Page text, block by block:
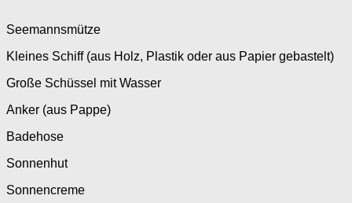
Seemannsmütze
Kleines Schiff (aus Holz, Plastik oder aus Papier gebastelt)
Große Schüssel mit Wasser
Anker (aus Pappe)
Badehose
Sonnenhut
Sonnencreme